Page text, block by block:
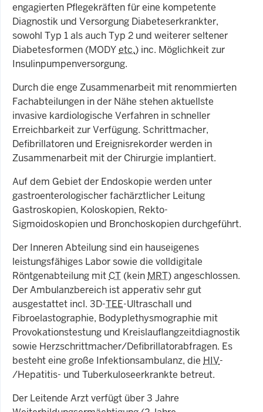
engagierten Pflegekräften für eine kompetente
Diagnostik und Versorgung Diabeteserkrankter,
sowohl Typ 1 als auch Typ 2 und weiterer seltener
Diabetesformen (MODYetc.) inc. Möglichkeit zur
Insulinpumpenversorgung.
Durch die enge Zusammenarbeit mit renommierten
Fachabteilungen in der Nähe stehen aktuellste
invasive kardiologische Verfahren in schneller
Erreichbarkeit zur Verfügung. Schrittmacher,
Defibrillatoren und Ereignisrekorder werden in
Zusammenarbeit mit der Chirurgie implantiert.
Auf dem Gebiet der Endoskopie werden unter
gastroenterologischer fachärztlicher Leitung
Gastroskopien, Koloskopien, Rekto-
Sigmoidoskopien und Bronchoskopien durchgeführt.
Der Inneren Abteilung sind ein hauseigenes
leistungsfähiges Labor sowie die volldigitale
Röntgenabteilung mit CT (kein MRT) angeschlossen.
Der Ambulanzbereich ist apperativ sehr gut
ausgestattet incl. 3D-TEE-Ultraschall und
Fibroelastographie, Bodyplethysmographie mit
Provokationstestung und Kreislauflangzeitdiagnostik
sowie Herzschrittmacher/Defibrillatorabfragen. Es
besteht eine große Infektionsambulanz, die HIV-
/Hepatitis- und Tuberkuloseerkrankte betreut.
Der Leitende Arzt verfügt über 3 Jahre